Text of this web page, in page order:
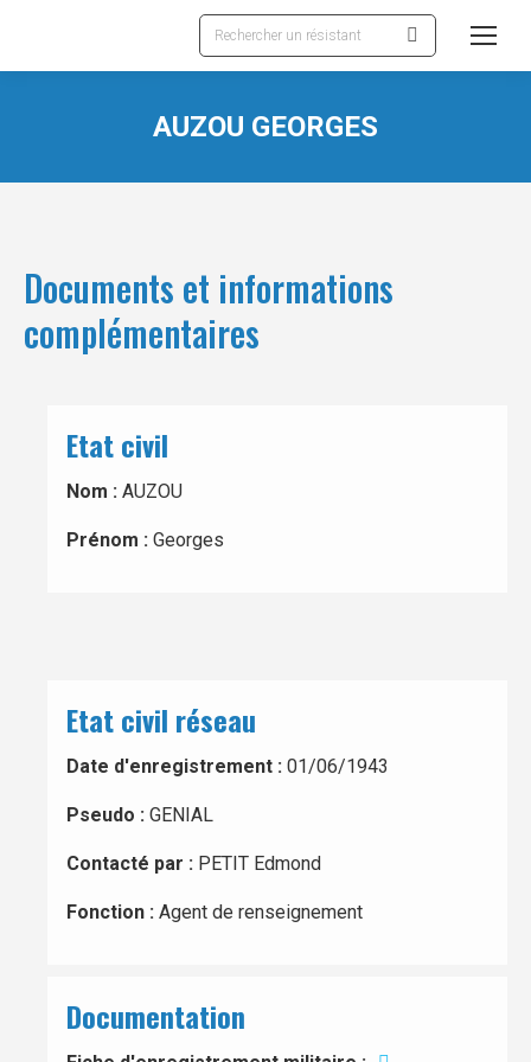
Recherche
:
AUZOU GEORGES
Documents et informations
complémentaires
Etat civil
Nom : AUZOU
Prénom : Georges
Etat civil réseau
Date d'enregistrement : 01/06/1943
Pseudo : GENIAL
Contacté par : PETIT Edmond
Fonction : Agent de renseignement
Documentation